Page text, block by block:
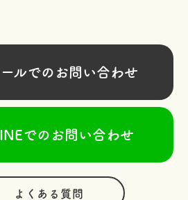
でのお問い合わせ
のお問い合わせ
よくある質問